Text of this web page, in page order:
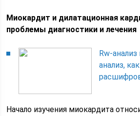
Миокардит и дилатационная
проблемы диагностики и лечения
Rw-
анализ,
Начало изучения миокардита